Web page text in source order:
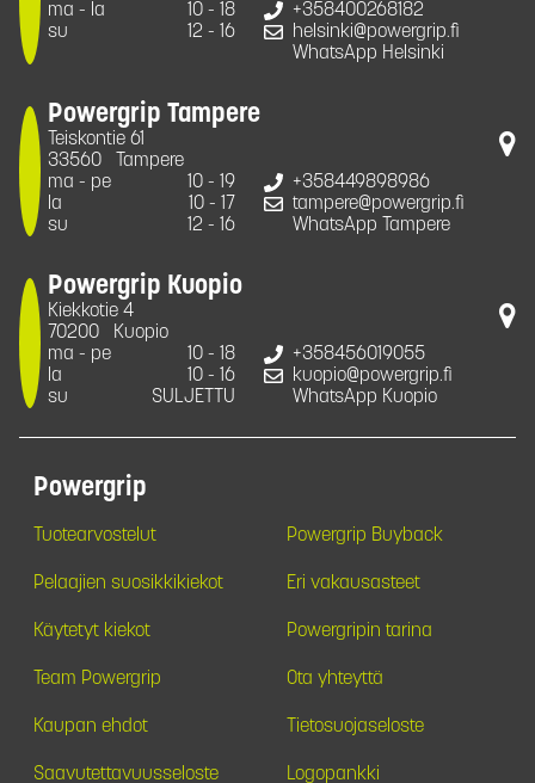
ma - la
10 - 18
su
12 - 16
+358400268182
helsinki@powergrip.fi
WhatsApp Helsinki
Powergrip Tampere
Teiskontie 61
33560
Tampere
ma - pe
10 - 19
la
10 - 17
su
12 - 16
+358449898986
tampere@powergrip.fi
WhatsApp Tampere
Powergrip Kuopio
Kiekkotie 4
70200
Kuopio
ma - pe
10 - 18
la
10 - 16
su
SULJETTU
+358456019055
kuopio@powergrip.fi
WhatsApp Kuopio
Powergrip
Tuotearvostelut Powergrip Buyback
Pelaajien suosikkikiekot Eri vakausasteet
Käytetyt kiekot Powergripin tarina
Team Powergrip Ota yhteyttä
Kaupan ehdot Tietosuojaseloste
Saavutettavuusseloste Logopankki